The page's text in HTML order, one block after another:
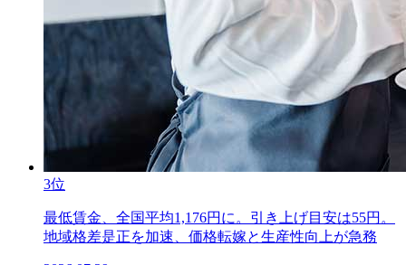
3位
最低賃金、全国平均1,176円に。引き上げ目安は55円。
地域格差是正を加速、価格転嫁と生産性向上が急務